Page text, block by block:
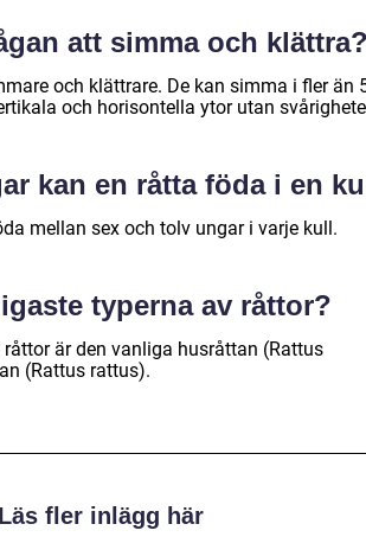
att simma och
och klättrare. De kan simma i fler än
och horisontella ytor utan
kan en råtta föda i en
mellan sex och tolv ungar i varje kull.
typerna av råttor?
är den vanliga husråttan (Rattus
(Rattus rattus).
Läs fler inlägg här